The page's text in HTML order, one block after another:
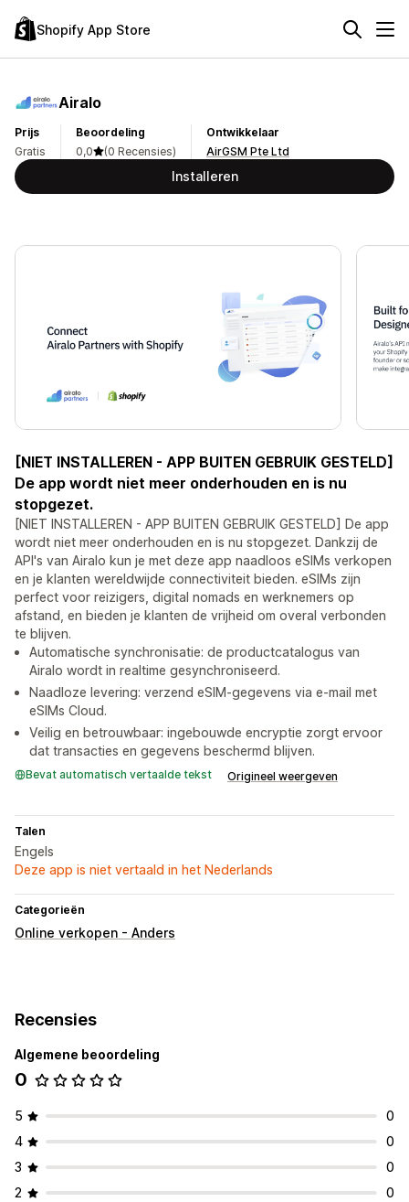
Shopify App Store
Airalo
Prijs
Gratis
Beoordeling
0,0
(0 Recensies)
Ontwikkelaar
AirGSM Pte Ltd
Installeren
[NIET INSTALLEREN - APP BUITEN GEBRUIK GESTELD]
De app wordt niet meer onderhouden en is nu
stopgezet.
[NIET INSTALLEREN - APP BUITEN GEBRUIK GESTELD] De app
wordt niet meer onderhouden en is nu stopgezet. Dankzij de
API's van Airalo kun je met deze app naadloos eSIMs verkopen
en je klanten wereldwijde connectiviteit bieden. eSIMs zijn
perfect voor reizigers, digital nomads en werknemers op
afstand, en bieden je klanten de vrijheid om overal verbonden
te blijven.
Automatische synchronisatie: de productcatalogus van
Airalo wordt in realtime gesynchroniseerd.
Naadloze levering: verzend eSIM-gegevens via e-mail met
eSIMs Cloud.
Veilig en betrouwbaar: ingebouwde encryptie zorgt ervoor
dat transacties en gegevens beschermd blijven.
Bevat automatisch vertaalde tekst Origineel weergeven
Talen
Engels
Deze app is niet vertaald in het Nederlands
Categorieën
Online verkopen - Anders
Recensies
Algemene beoordeling
0
5
0
4
0
3
0
2
0